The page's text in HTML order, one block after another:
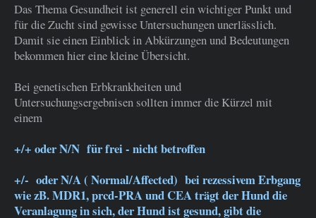
Das Thema Gesundheit ist generell ein wichtiger Punkt und
für die Zucht sind gewisse Untersuchungen unerlässlich.
Damit sie einen Einblick in Abkürzungen und Bedeutungen
bekommen hier eine kleine Übersicht.
Bei genetischen Erbkrankheiten und
Untersuchungsergebnisen sollten immer die Kürzel mit
einem
+/+ oder N/N für frei - nicht betroffen
+/- oder N/A ( Normal/Affected) bei rezessivem Erbgang
wie zB. MDR1, prcd-PRA und CEA trägt der Hund die
Veranlagung in sich, der Hund ist gesund, gibt die